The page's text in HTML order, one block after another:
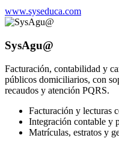
www.syseduca.com
SysAgu@
Facturación, contabilidad y
públicos domiciliarios, con
recaudos y atención PQRS.
Facturación y lecturas
Integración contable y
Matrículas, estratos y